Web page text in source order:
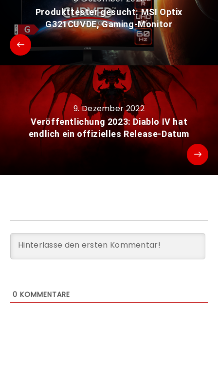
Produkttester gesucht: MSI Optix
G321CUVDE, Gaming-Monitor
9. Dezember 2022
Veröffentlichung 2023: Diablo IV hat
endlich ein offizielles Release-Datum
0 KOMMENTARE